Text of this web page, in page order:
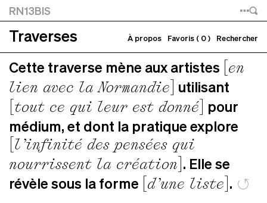
RN13BIS
Traverses À propos Favoris ( 0) Rechercher
> ×
Cette traverse mène aux artistes en
lien avec la Normandie utilisant
tout ce qui leur est donné
pour
médium, et dont la pratique explore
l’infinité des pensées qui
nourrissent la création . Elle se
révèle sous la forme d’une liste . ↺